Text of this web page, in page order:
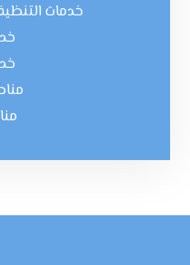
خدمات